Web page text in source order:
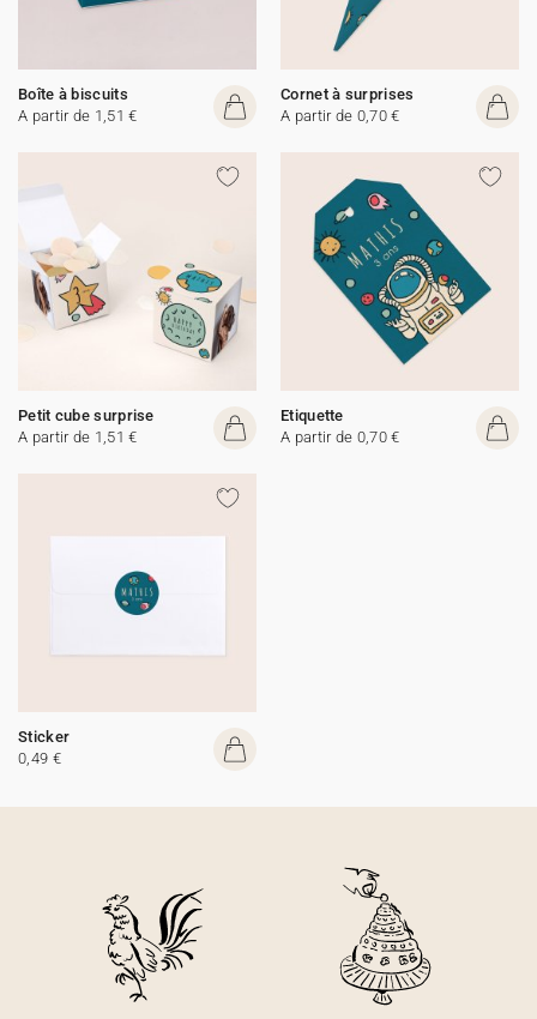
Boîte à biscuits
A partir de 1,51 €
Cornet à surprises
A partir de 0,70 €
Petit cube surprise
A partir de 1,51 €
Etiquette
A partir de 0,70 €
Sticker
0,49 €